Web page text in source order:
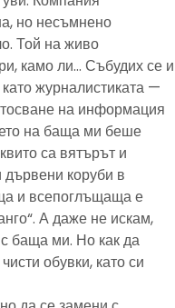
но несъмнено
Той на живо
камо ли… Събудих се и
журналистиката —
на информация
на баща ми беше
са вятърът и
коруби в
и всепоглъщаща е
А даже не искам,
баща ми. Но как да
обувки, като си